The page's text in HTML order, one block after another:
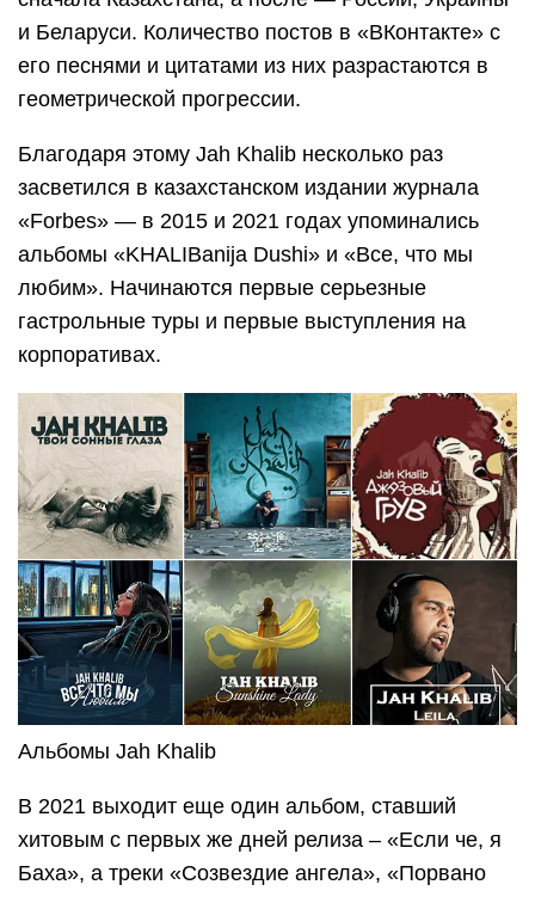
и Беларуси. Количество постов в «ВКонтакте» с
его песнями и цитатами из них разрастаются в
геометрической прогрессии.
Благодаря этому Jah Khalib несколько раз
засветился в казахстанском издании журнала
«Forbes» — в 2015 и 2021 годах упоминались
альбомы «KHALIBanija Dushi» и «Все, что мы
любим». Начинаются первые серьезные
гастрольные туры и первые выступления на
корпоративах.
Альбомы Jah Khalib
В 2021 выходит еще один альбом, ставший
хитовым с первых же дней релиза – «Если че, я
Баха», а треки «Созвездие ангела», «Порвано